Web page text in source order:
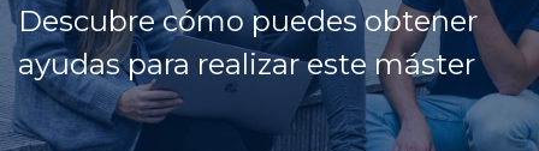
Descubre cómo puedes obtener
ayudas para realizar este máster